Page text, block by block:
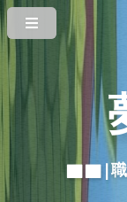
▇▇|職